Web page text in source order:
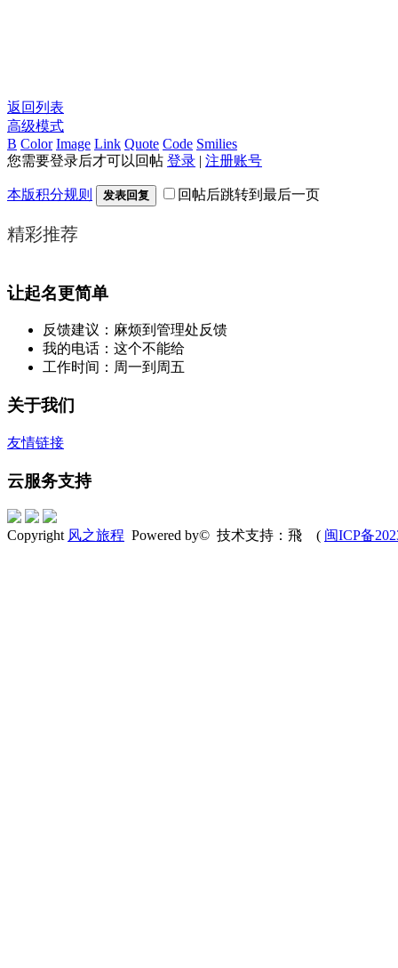
返回列表
高级模式
B Color Image Link Quote Code Smilies
您需要登录后才可以回帖 登录 | 注册账号
本版积分规则 发表回复 回帖后跳转到最后一页
精彩推荐
让起名更简单
反馈建议：麻烦到管理处反馈
我的电话：这个不能给
工作时间：周一到周五
关于我们
友情链接
云服务支持
Copyright 风之旅程 Powered by© 技术支持：飛 ( 闽ICP备